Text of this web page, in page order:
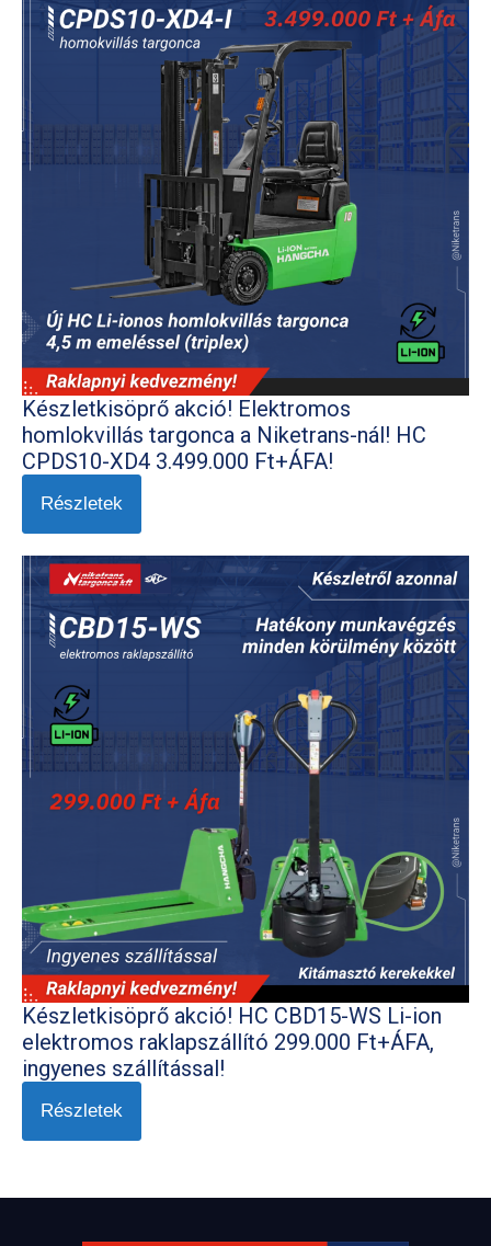
Készletkisöprő akció! Elektromos
homlokvillás targonca a Niketrans-nál! HC
CPDS10-XD4 3.499.000 Ft+ÁFA!
Részletek
Készletkisöprő akció! HC CBD15-WS Li-ion
elektromos raklapszállító 299.000 Ft+ÁFA,
ingyenes szállítással!
Részletek